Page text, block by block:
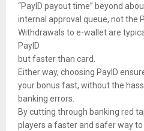
“PayID payout time” beyond
internal approval queue, not the
Withdrawals to e-wallet are
PayID
but faster than card.
Either way, choosing PayID
your bonus fast, without the
banking errors.
By cutting through banking red
players a faster and safer way